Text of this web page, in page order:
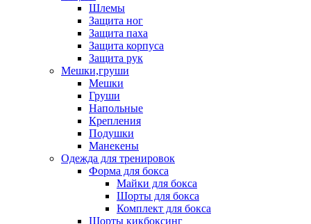
Шлемы
Защита ног
Защита паха
Защита корпуса
Защита рук
Мешки,груши
Мешки
Груши
Напольные
Крепления
Подушки
Манекены
Одежда для тренировок
Форма для бокса
Майки для бокса
Шорты для бокса
Комплект для бокса
Шорты кикбоксинг